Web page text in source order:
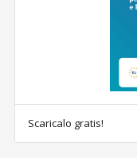
Scaricalo gratis!